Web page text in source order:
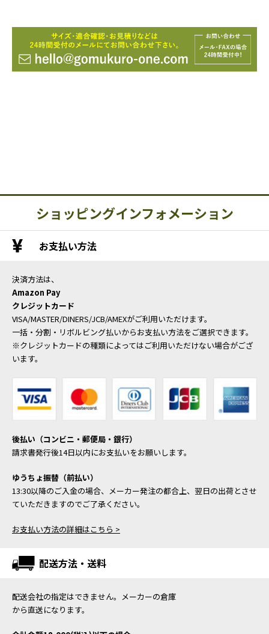
ショッピングインフォメーション
お支払い方法
決済方法は、
Amazon Pay
クレジットカード
VISA/MASTER/DINERS/JCB/AMEXがご利用いただけます。
一括・分割・リボルビング払いからお支払い方法をご選択できます。
※クレジットカードの種類によってはご利用いただけない場合がござ
います。
後払い（コンビニ・郵便局・銀行）
請求書発行後14日以内にお支払いをお願いします。
ゆうちょ振替（前払い）
13:30以降のご入金の場合、メーカー発注の都合上、翌日の出荷とさせ
ていただきますのでご了承ください。
お支払い方法の詳細はこちら >
配送方法・送料
配送会社の指定はできません。メーカーの倉庫
から直送になります。